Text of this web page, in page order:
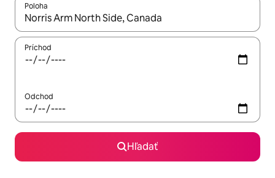
Poloha
Keď budú výsledky k dispozícii, môžete si ich prechádzať
Príchod
Odchod
Hľadať